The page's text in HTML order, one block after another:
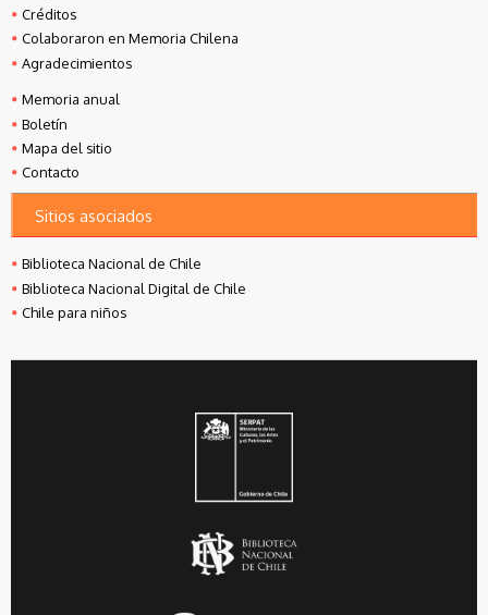
Créditos
Colaboraron en Memoria Chilena
Agradecimientos
Memoria anual
Boletín
Mapa del sitio
Contacto
Sitios asociados
Biblioteca Nacional de Chile
Biblioteca Nacional Digital de Chile
Chile para niños